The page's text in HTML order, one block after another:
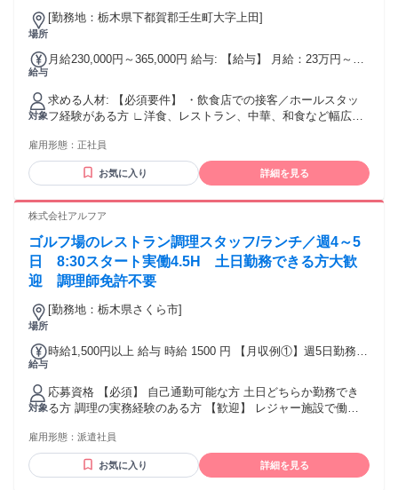
定基盤あり
場所
[勤務地：栃木県下都賀郡壬生町大字上田]
給与
月給230,000円～365,000円 給与: 【給与】 月給：23万円～
年1回（4月） ・賞与あり：年2回（7月、12月） ・家族手当
（扶養1人月16,000円、2人目月3,000円、試用期間は対象外）
・通勤手当：全額支給 ・残業手当：別途支給 試用期間3ヶ月
も同上条件（家族手当は除く）
対象
求める人材: 【必須要件】 ・飲食店での接客／ホールスタッ
フ経験がある方 ∟洋食、レストラン、中華、和食など幅広い
クでお仕事をお探しの方もこちらよりご応募ください 【こん
な方はぜひ】 ・飲食店での経験を、新しい環境で活かしたい
・磐石な基盤のある大手グループで安定したキャリアを実現
ーを楽しむお客様に美味しい思い出を届けたい ・賑わいのあ
業界経験豊富な方は、将来的な管理職候補としてお迎えしま
す。 とくにスタッフのマネジメントや店舗運営の経験がある
方や これから学んでいきたい方、この機会をお見逃しなく！
雇用形態： 正社員
お気に入り 詳細を見る
株式会社アルフア
ゴルフ場のレストラン調理スタッフ/ランチ／週4～5
日 8:30スタート実働4.5H 土日勤務できる方大歓
迎 調理師免許不要
場所
[勤務地：栃木県さくら市]
給与
時給1,500円以上 給与 時給 1500 円 【月収例①】週5日勤務
日勤務 1,500円×1日4.5h×16日＝108,000円+交通費 ◆支払い
方法： 月1回 ◆交通費： 一部支給 交通費別途支給：11円/㎞
上限15,000円
対象
応募資格 【必須】 自己通勤可能な方 土日どちらか勤務でき
る方 調理の実務経験のある方 【歓迎】 レジャー施設で働い
ー歓迎/主婦（夫）歓迎/高校卒業以上
雇用形態： 派遣社員
お気に入り 詳細を見る